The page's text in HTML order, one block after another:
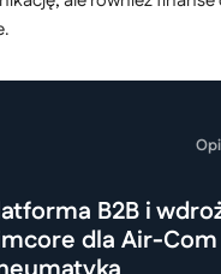
B2B i
dla Air-Com